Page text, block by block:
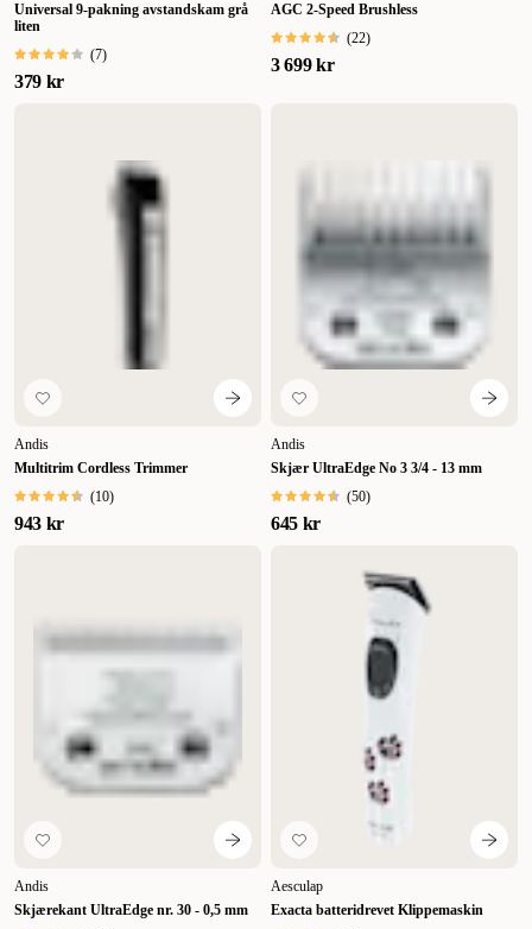
Universal 9-pakning avstandskam grå
liten
(7)
379 kr
AGC 2-Speed Brushless
(22)
3 699 kr
Andis
Multitrim Cordless Trimmer
(10)
943 kr
Andis
Skjær UltraEdge No 3 3/4 - 13 mm
(50)
645 kr
Andis
Skjærekant UltraEdge nr. 30 - 0,5 mm
Aesculap
Exacta batteridrevet Klippemaskin